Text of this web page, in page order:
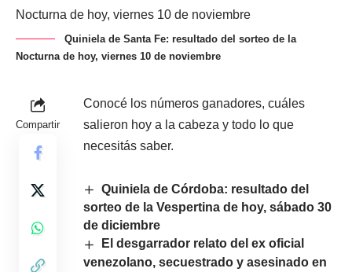
Quiniela de Santa Fe: resultado del sorteo de la
Nocturna de hoy, viernes 10 de noviembre
Compartir
Conocé los números ganadores, cuáles
salieron hoy a la cabeza y todo lo que
necesitás saber.
Quiniela de Córdoba: resultado del
sorteo de la Vespertina de hoy, sábado 30
de diciembre
El desgarrador relato del ex oficial
venezolano, secuestrado y asesinado en